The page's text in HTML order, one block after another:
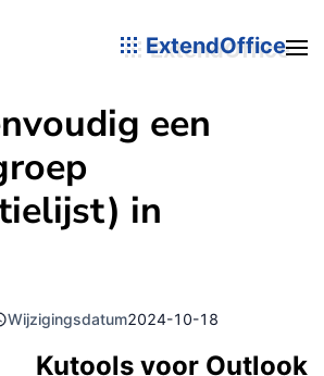
ExtendOffice
een
in
Wijzigingsdatum2024-10-18
Kutools voor Outlook